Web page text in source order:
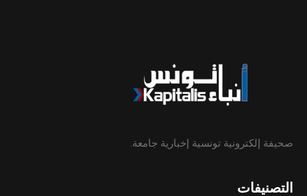
صحيفة إلكترونية تونسية إخبارية جامعة.
التصنيفات